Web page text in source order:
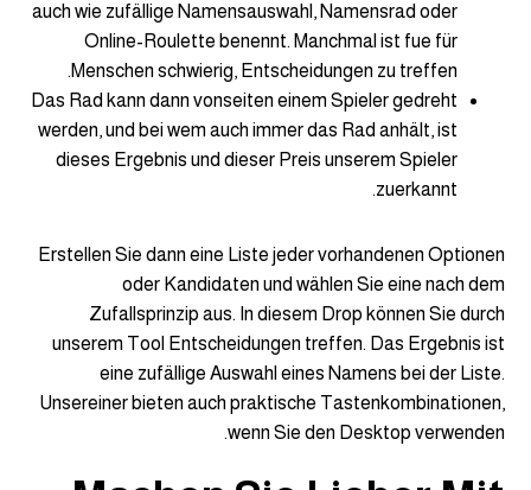
auch wie zufällige Namensauswahl, Namensrad oder
Online-Roulette benennt. Manchmal ist fue für
Menschen schwierig, Entscheidungen zu treffen.
Das Rad kann dann vonseiten einem Spieler gedreht
werden, und bei wem auch immer das Rad anhält, ist
dieses Ergebnis und dieser Preis unserem Spieler
zuerkannt.
Erstellen Sie dann eine Liste jeder vorhandenen Optionen
oder Kandidaten und wählen Sie eine nach dem
Zufallsprinzip aus. In diesem Drop können Sie durch
unserem Tool Entscheidungen treffen. Das Ergebnis ist
eine zufällige Auswahl eines Namens bei der Liste.
Unsereiner bieten auch praktische Tastenkombinationen,
wenn Sie den Desktop verwenden.